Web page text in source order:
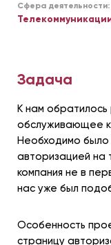
Сфера деятельности:
Задача
К нам обратилось
обслуживающее
Необходимо было
авторизацией
компания не в
нас уже был
Особенность
страницу